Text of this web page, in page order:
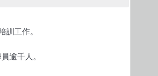
訓工作。
逾千人。